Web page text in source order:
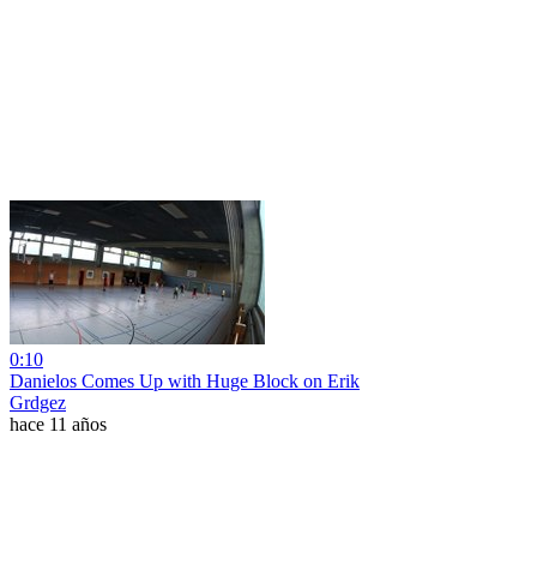
0:10
Danielos Comes Up with Huge Block on Erik
Grdgez
hace 11 años